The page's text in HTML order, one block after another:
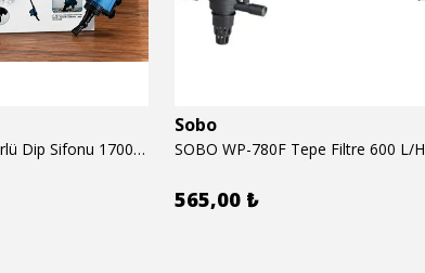
SOBO BO-028 Adaptörlü Dip Sifonu 1700 Lth 28 W
Sobo
SOBO WP-780F Tepe Filtre 600 L/H
565,00 ₺